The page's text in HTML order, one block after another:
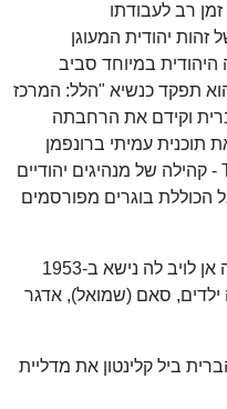
רב לעבודתו
יהודית המעוגן
היהודית במיוחד סביב
הוא תפקד כנשיא "הלל: המרכז
וקידם את הרחבתה
תוכנית עמיתי ברונפמן
The Bronfman Youth Fellowships - קהילה של מנהיגים יהודיים
הכוללת בוגרים מפורסמים
היה נשוי 5 פעמים. מאשתו הראשונה אן לויב לה נישא ב-1953
נולדו חמישה ילדים, סאם (שמואל), אדגר
הברית ביל קלינטון את מדליית